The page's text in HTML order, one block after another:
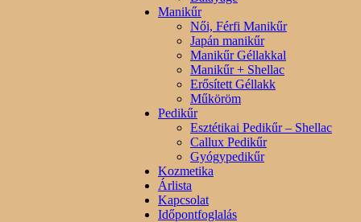
Manikűr
Női, Férfi Manikűr
Japán manikűr
Manikűr Géllakkal
Manikűr + Shellac
Erősített Géllakk
Műköröm
Pedikűr
Esztétikai Pedikűr – Shellac
Callux Pedikűr
Gyógypedikűr
Kozmetika
Árlista
Kapcsolat
Időpontfoglalás